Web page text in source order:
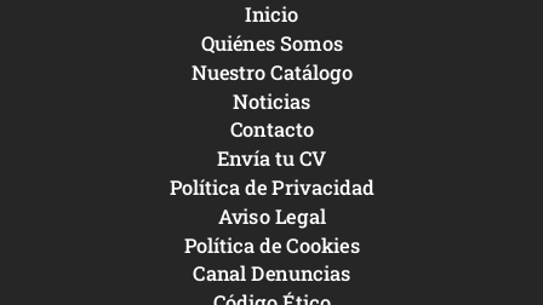
Inicio
Quiénes Somos
Nuestro Catálogo
Noticias
Contacto
Envía tu CV
Política de Privacidad
Aviso Legal
Política de Cookies
Canal Denuncias